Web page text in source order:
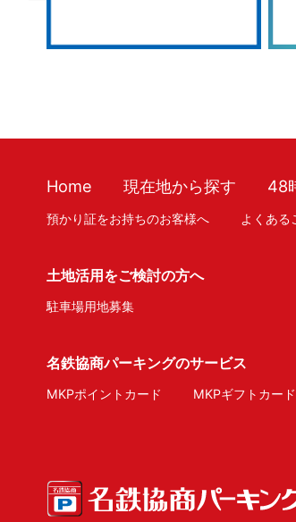
Home 現在地から探す 48
預かり証をお持ちのお客様へ よくある
土地活用をご検討の方へ
駐車場用地募集
名鉄協商パーキングのサービス
MKPポイントカード MKPギフトカード